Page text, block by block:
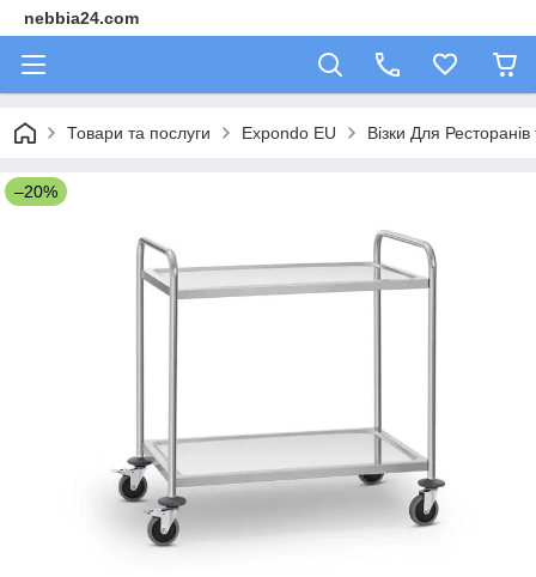
nebbia24.com
Товари та послуги Expondo EU Візки Для Ресторанів
–20%